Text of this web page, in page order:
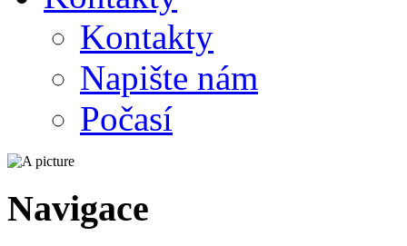
Kontakty
Napište nám
Počasí
Navigace